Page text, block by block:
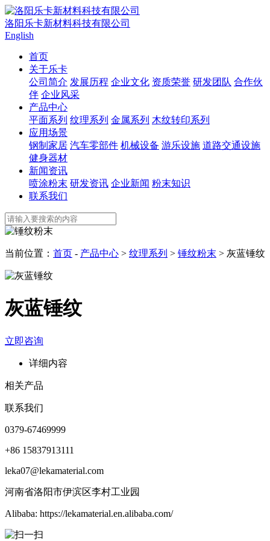
洛阳乐卡新材料科技有限公司
English
首页
关于乐卡
公司简介 发展历程 企业文化 资质荣誉 研发团队 合作伙
伴 企业风采
产品中心
平面系列 纹理系列 金属系列 木纹转印系列
应用场景
钢制家居 汽车零部件 机械设备 游乐设施 道路交通设施
健身器材
新闻资讯
喷涂粉末 研发资讯 企业新闻 粉末知识
联系我们
当前位置： 首页 - 产品中心 > 纹理系列 > 锤纹粉末 > 灰蓝锤纹
灰蓝锤纹
立即咨询
详细内容
相关产品
联系我们
0379-67469999
+86 15837913111
leka07@lekamaterial.com
河南省洛阳市伊滨区李村工业园
Alibaba: https://lekamaterial.en.alibaba.com/